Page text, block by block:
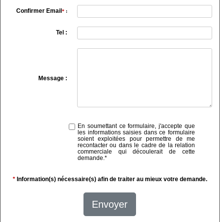
Confirmer Email *:
Tel :
Message :
En soumettant ce formulaire, j'accepte que
les informations saisies dans ce formulaire
soient exploitées pour permettre de me
recontacter ou dans le cadre de la relation
commerciale qui découlerait de cette
demande.*
* Information(s) nécessaire(s) afin de traiter au mieux votre demande.
Envoyer